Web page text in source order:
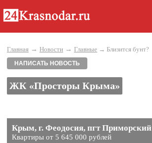
Главная → Новости → Главные → Близится бунт?
НАПИСАТЬ НОВОСТЬ
ЖК «Просторы Крыма»
Крым, г. Феодосия, пгт Приморский
Квартиры от 5 645 000 рублей